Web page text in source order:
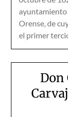
ayuntamiento
Orense, de
el primer
Don